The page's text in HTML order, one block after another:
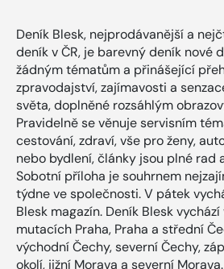
Deník Blesk, nejprodávanější a
deník v ČR, je barevný deník nové
žádným tématům a přinášející
zpravodajství, zajímavosti a
světa, doplněné rozsáhlým
Pravidelně se věnuje servisním
cestování, zdraví, vše pro ženy,
nebo bydlení, články jsou plné rad
Sobotní příloha je souhrnem
týdne ve společnosti. V pátek
Blesk magazín. Deník Blesk
mutacích Praha, Praha a střední
východní Čechy, severní Čechy,
okolí, jižní Morava a severní